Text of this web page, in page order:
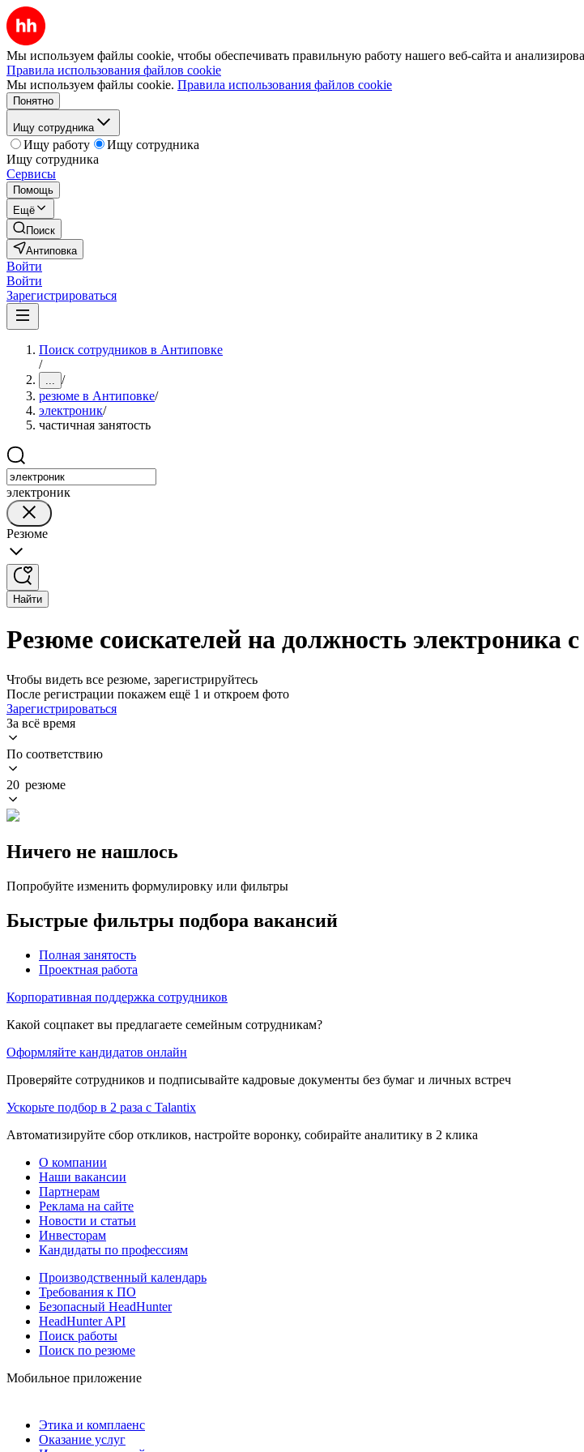
Мы используем файлы cookie, чтобы обеспечивать правильную работу нашего веб-сайта и
Правила использования файлов cookie
Мы используем файлы cookie. Правила использования файлов cookie
Понятно
Ищу сотрудника
Ищу работу
Ищу сотрудника
Ищу сотрудника
Сервисы
Помощь
Ещё
Поиск
Антиповка
Войти
Войти
Зарегистрироваться
Поиск сотрудников в Антиповке
/
... /
резюме в Антиповке/
электроник/
частичная занятость
электроник
Резюме
Найти
Резюме соискателей на должность электроника
Чтобы видеть все резюме, зарегистрируйтесь
После регистрации покажем ещё 1 и откроем фото
Зарегистрироваться
За всё время
По соответствию
20 резюме
Ничего не нашлось
Попробуйте изменить формулировку или фильтры
Быстрые фильтры подбора вакансий
Полная занятость
Проектная работа
Корпоративная поддержка сотрудников
Какой соцпакет вы предлагаете семейным сотрудникам?
Оформляйте кандидатов онлайн
Проверяйте сотрудников и подписывайте кадровые документы без бумаг и личных встреч
Ускорьте подбор в 2 раза с Talantix
Автоматизируйте сбор откликов, настройте воронку, собирайте аналитику в 2 клика
О компании
Наши вакансии
Партнерам
Реклама на сайте
Новости и статьи
Инвесторам
Кандидаты по профессиям
Производственный календарь
Требования к ПО
Безопасный HeadHunter
HeadHunter API
Поиск работы
Поиск по резюме
Мобильное приложение
Этика и комплаенс
Оказание услуг